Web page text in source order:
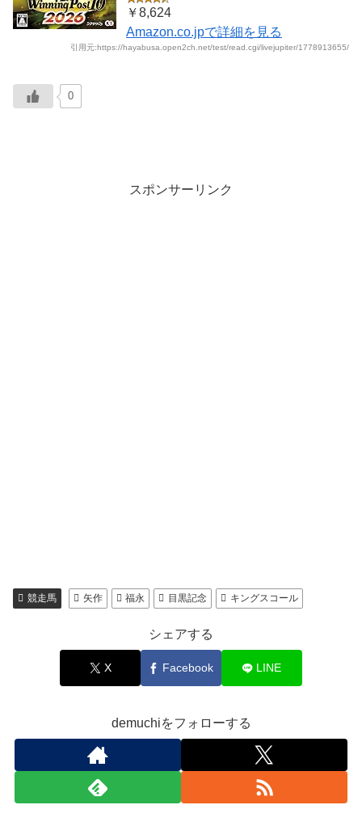
￥8,624
Amazon.co.jpで詳細を見る
引用元:https://hayabusa.open2ch.net/test/read.cgi/livejupiter/1778913655/
0
スポンサーリンク
競走馬 矢作 福永 目黒記念 キングスコール
シェアする
X Facebook LINE
demuchiをフォローする